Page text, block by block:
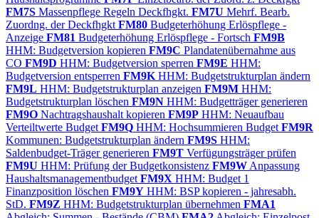
FM7S Massenpflege Regeln Deckfhgkt. FM7U Mehrf. Bearb.
Zuordng. der Deckfhgkt FM80 Budgeterhöhung Erlöspflege -
Anzeige FM81 Budgeterhöhung Erlöspflege - Fortsch FM9B
HHM: Budgetversion kopieren FM9C Plandatenübernahme aus
CO FM9D HHM: Budgetversion sperren FM9E HHM:
Budgetversion entsperren FM9K HHM: Budgetstrukturplan ändern
FM9L HHM: Budgetstrukturplan anzeigen FM9M HHM:
Budgetstrukturplan löschen FM9N HHM: Budgetträger generieren
FM9O Nachtragshaushalt kopieren FM9P HHM: Neuaufbau
Verteiltwerte Budget FM9Q HHM: Hochsummieren Budget FM9R
Kommunen: Budgetstrukturplan ändern FM9S HHM:
Saldenbudget-Träger generieren FM9T Verfügungsträger prüfen
FM9U HHM: Prüfung der Budgetkonsistenz FM9W Anpassung
Haushaltsmanagementbudget FM9X HHM: Budget 1
Finanzposition löschen FM9Y HHM: BSP kopieren - jahresabh.
StD. FM9Z HHM: Budgetstrukturplan übernehmen FMA1